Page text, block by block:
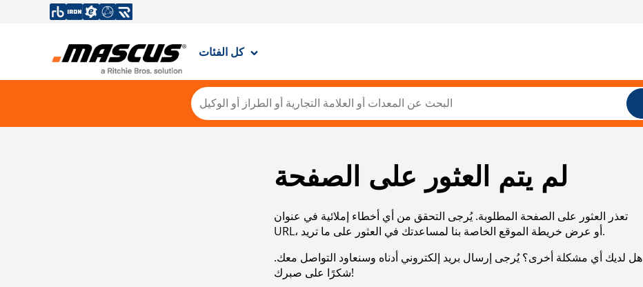
كل الفئات
لم يتم العثور على الصفحة
تعذر العثور على الصفحة المطلوبة. يُرجى التحقق من أي أخطاء إملائية في عنوان
URL، أو عرض خريطة الموقع الخاصة بنا لمساعدتك في العثور على ما تريد.
هل لديك أي مشكلة أخرى؟ يُرجى إرسال بريد إلكتروني أدناه وسنعاود التواصل معك.
شكرًا على صبرك!